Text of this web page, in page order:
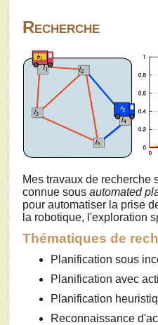
Recherche
Mes travaux de recherche
connue sous automated
pour automatiser la prise
la robotique, l'exploration
Thématiques de
Planification sous
Planification avec
Planification
Reconnaissance